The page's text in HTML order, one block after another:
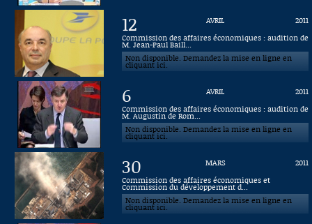
12 AVRIL
2011
Commission des affaires économiques : audition de
M. Jean-Paul Baill...
Non disponible. Demandez la mise en ligne en
cliquant ici.
6 AVRIL
2011
Commission des affaires économiques : audition de
M. Augustin de Rom...
Non disponible. Demandez la mise en ligne en
cliquant ici.
30 MARS
2011
Commission des affaires économiques et
Commission du développement d...
Non disponible. Demandez la mise en ligne en
cliquant ici.